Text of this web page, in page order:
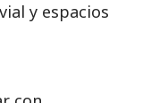
y espacios